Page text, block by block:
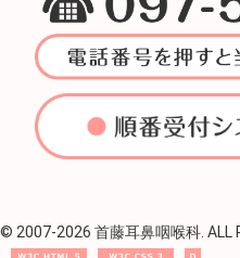
© 2007-2026 首藤耳鼻咽喉科. ALL